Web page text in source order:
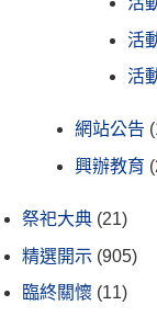
活
活
網站公告
興辦教育
祭祀大典 (21)
精選開示 (905)
臨終關懷 (11)